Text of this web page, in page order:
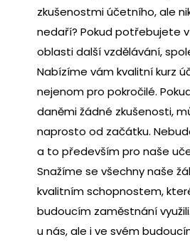
zkušenostmi účetního, ale
nedaří? Pokud potřebujete
oblasti další vzdělávání,
Nabízíme vám kvalitníkurz
nejenom pro pokročilé.
daněmi žádné zkušenosti,
naprosto od začátku.
a to především pro naše
Snažíme se všechny naše
kvalitním schopnostem,
budoucím zaměstnání
u nás, ale i ve svém